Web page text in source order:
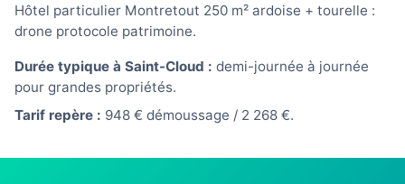
Hôtel particulier Montretout 250 m² ardoise + tourelle :
drone protocole patrimoine.
Durée typique à Saint-Cloud : demi-journée à journée
pour grandes propriétés.
Tarif repère : 948 € démoussage / 2 268 €.